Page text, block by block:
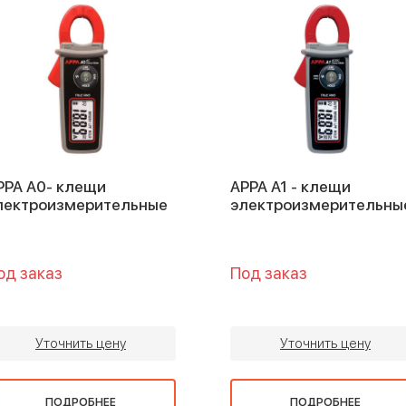
A0- клещи
заказ
Уточнить цену
ПОДРОБНЕЕ
APPA A1 - клещи
Под заказ
Уточнить цену
ПОДРОБНЕЕ